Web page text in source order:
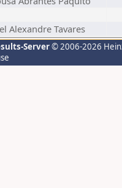
Alexandre Tavares
Server© 2006-2026